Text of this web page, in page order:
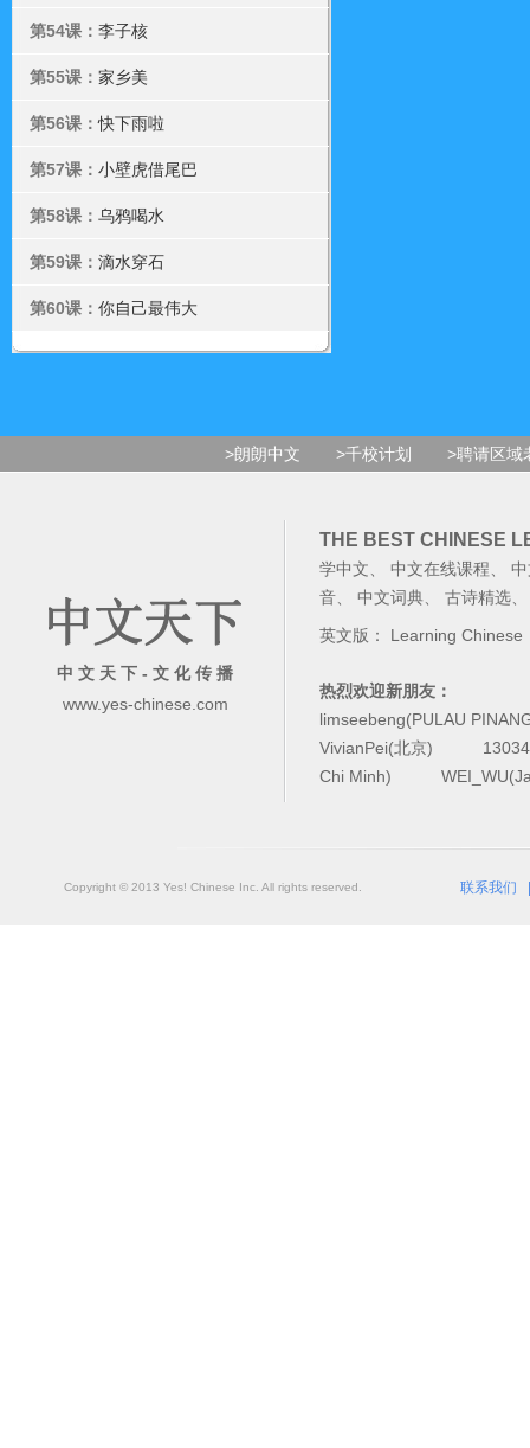
第54课： 李子核
第55课： 家乡美
第56课：快下雨啦
第57课： 小壁虎借尾巴
第58课： 乌鸦喝水
第59课： 滴水穿石
第60课： 你自己最伟大
>朗朗中文 >千校计划 >聘请区域
中 文 天 下 - 文 化 传 播
www.yes-chinese.com
THE BEST CHINESE
学中文 中文在线课程
音
中文词典 古诗精选
英文版： Learning Chinese
热烈欢迎新朋友：
limseebeng(PULAU
VivianPei(北京)
Chi Minh)
Copyright © 2013 Yes! Chinese Inc. All rights reserved. 联系我们